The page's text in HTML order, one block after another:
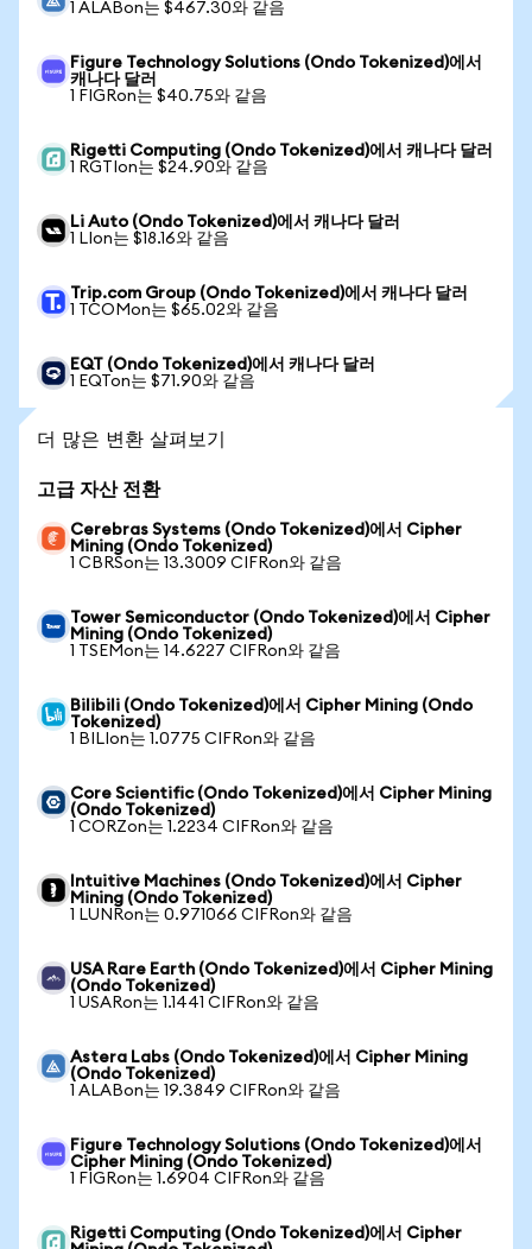
1 ALABon는 $467.30와 같음
Figure Technology Solutions (Ondo Tokenized)에서
캐나다 달러
1 FIGRon는 $40.75와 같음
Rigetti Computing (Ondo Tokenized)에서 캐나다 달러
1 RGTIon는 $24.90와 같음
Li Auto (Ondo Tokenized)에서 캐나다 달러
1 LIon는 $18.16와 같음
Trip.com Group (Ondo Tokenized)에서 캐나다 달러
1 TCOMon는 $65.02와 같음
EQT (Ondo Tokenized)에서 캐나다 달러
1 EQTon는 $71.90와 같음
더 많은 변환 살펴보기
고급 자산 전환
Cerebras Systems (Ondo Tokenized)에서 Cipher
Mining (Ondo Tokenized)
1 CBRSon는 13.3009 CIFRon와 같음
Tower Semiconductor (Ondo Tokenized)에서 Cipher
Mining (Ondo Tokenized)
1 TSEMon는 14.6227 CIFRon와 같음
Bilibili (Ondo Tokenized)에서 Cipher Mining (Ondo
Tokenized)
1 BILIon는 1.0775 CIFRon와 같음
Core Scientific (Ondo Tokenized)에서 Cipher Mining
(Ondo Tokenized)
1 CORZon는 1.2234 CIFRon와 같음
Intuitive Machines (Ondo Tokenized)에서 Cipher
Mining (Ondo Tokenized)
1 LUNRon는 0.971066 CIFRon와 같음
USA Rare Earth (Ondo Tokenized)에서 Cipher Mining
(Ondo Tokenized)
1 USARon는 1.1441 CIFRon와 같음
Astera Labs (Ondo Tokenized)에서 Cipher Mining
(Ondo Tokenized)
1 ALABon는 19.3849 CIFRon와 같음
Figure Technology Solutions (Ondo Tokenized)에서
Cipher Mining (Ondo Tokenized)
1 FIGRon는 1.6904 CIFRon와 같음
Rigetti Computing (Ondo Tokenized)에서 Cipher